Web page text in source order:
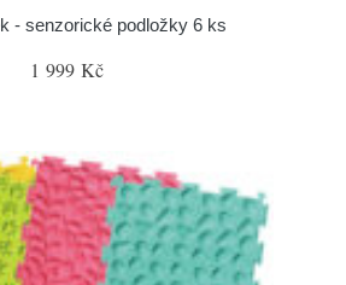
- senzorické podložky 6 ks
1 999 Kč